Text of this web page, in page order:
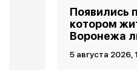
Появились
котором
Воронежа
5 августа 2026,